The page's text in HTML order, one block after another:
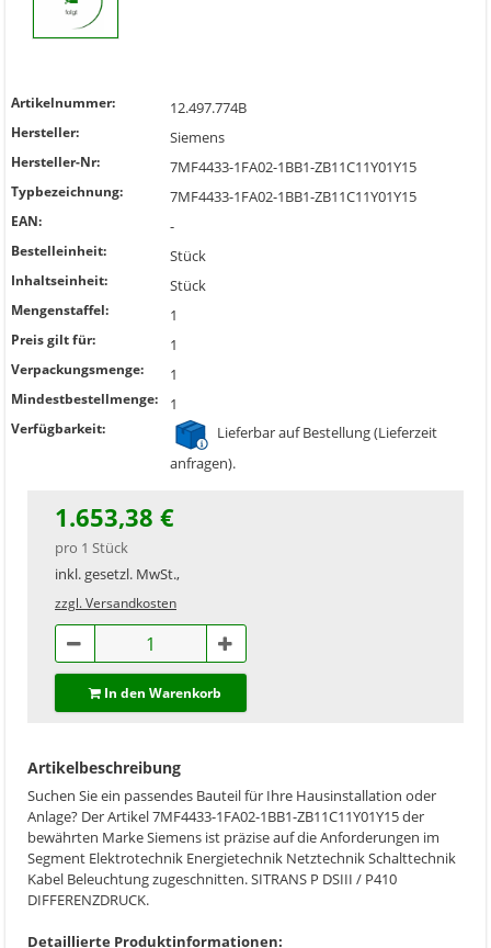
Artikelnummer: 12.497.774B
Hersteller: Siemens
Hersteller-Nr: 7MF4433-1FA02-1BB1-ZB11C11Y01Y15
Typbezeichnung: 7MF4433-1FA02-1BB1-ZB11C11Y01Y15
EAN: -
Bestelleinheit: Stück
Inhaltseinheit: Stück
Mengenstaffel: 1
Preis gilt für: 1
Verpackungsmenge: 1
Mindestbestellmenge: 1
Verfügbarkeit:
Lieferbar auf Bestellung (Lieferzeit
anfragen).
1.653,38 €
pro 1 Stück
inkl. gesetzl. MwSt.,
zzgl. Versandkosten
In den Warenkorb
Artikelbeschreibung
Suchen Sie ein passendes Bauteil für Ihre Hausinstallation oder
Anlage? Der Artikel 7MF4433-1FA02-1BB1-ZB11C11Y01Y15 der
bewährten Marke Siemens ist präzise auf die Anforderungen im
Segment Elektrotechnik Energietechnik Netztechnik Schalttechnik
Kabel Beleuchtung zugeschnitten. SITRANS P DSIII / P410
DIFFERENZDRUCK.
Detaillierte Produktinformationen: